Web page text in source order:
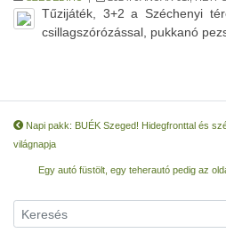
Tűzijáték, 3+2 a Széchenyi
csillagszórózással, pukkanó
Napi pakk: BUÉK Szeged! Hidegfronttal és
világnapja
Egy autó füstölt, egy teherautó pedig az